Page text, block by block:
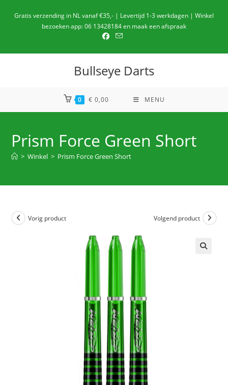
naarGratis verzending in NL vanaf €35,- | Levertijd 1-3 werkdagen | Winkel
bezoeken app: 06 13428184 en maak een afspraak
Bullseye Darts
0 € 0,00 MENU
Prism Force Green Short
> Winkel > Prism Force Green Short
Vorig product Volgend product